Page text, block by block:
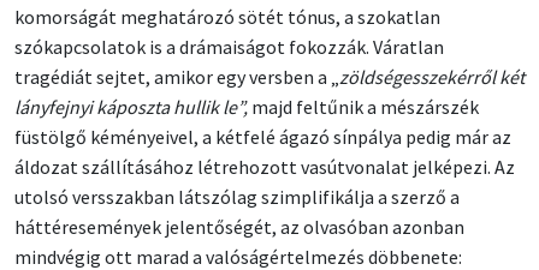
komorságát meghatározó sötét tónus, a szokatlan
szókapcsolatok is a drámaiságot fokozzák. Váratlan
tragédiát sejtet, amikor egy versben a „ zöldségesszekérről két
lányfejnyi káposzta hullik le”, majd feltűnik a mészárszék
füstölgő kéményeivel, a kétfelé ágazó sínpálya pedig már az
áldozat szállításához létrehozott vasútvonalat jelképezi. Az
utolsó versszakban látszólag szimplifikálja a szerző a
háttéresemények jelentőségét, az olvasóban azonban
mindvégig ott marad a valóságértelmezés döbbenete: